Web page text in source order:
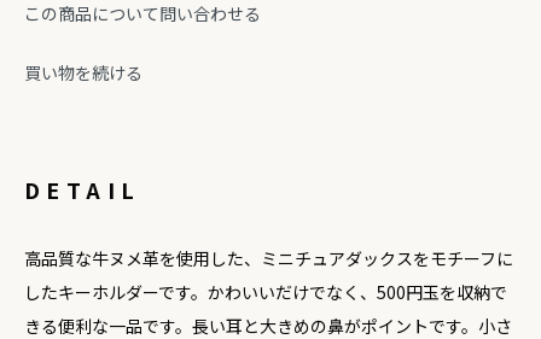
この商品について問い合わせる
買い物を続ける
DETAIL
高品質な牛ヌメ革を使用した、ミニチュアダックスをモチーフに
したキーホルダーです。かわいいだけでなく、500円玉を収納で
きる便利な一品です。長い耳と大きめの鼻がポイントです。小さ